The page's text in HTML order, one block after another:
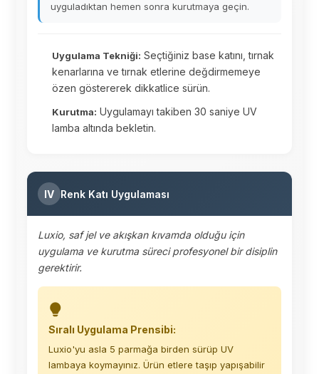
uyguladıktan hemen sonra kurutmaya geçin.
Uygulama Tekniği: Seçtiğiniz base katını, tırnak
kenarlarına ve tırnak etlerine değdirmemeye
özen göstererek dikkatlice sürün.
Kurutma: Uygulamayı takiben 30 saniye UV
lamba altında bekletin.
IV Renk Katı Uygulaması
Luxio, saf jel ve akışkan kıvamda olduğu için
uygulama ve kurutma süreci profesyonel bir disiplin
gerektirir.
Sıralı Uygulama Prensibi:
Luxio'yu asla 5 parmağa birden sürüp UV
lambaya koymayınız. Ürün etlere taşıp yapışabilir